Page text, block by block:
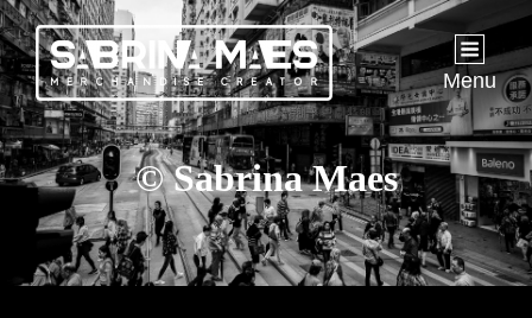
Menu
© Sabrina Maes